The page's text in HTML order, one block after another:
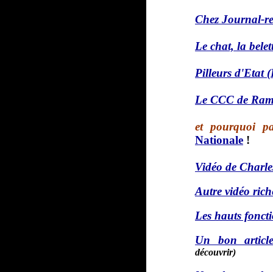
Chez Journal-re
Le chat, la
Pilleurs d'Etat
Le CCC de
et pourquoi
Nationale !
Vidéo de
Autre vidéo
Les hauts
Un bon
découvrir)